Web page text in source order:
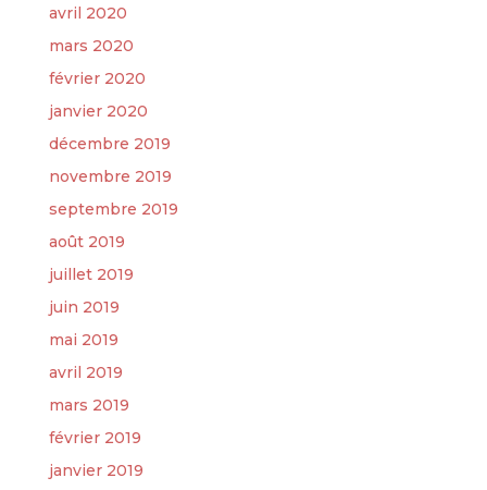
avril 2020
mars 2020
février 2020
janvier 2020
décembre 2019
novembre 2019
septembre 2019
août 2019
juillet 2019
juin 2019
mai 2019
avril 2019
mars 2019
février 2019
janvier 2019